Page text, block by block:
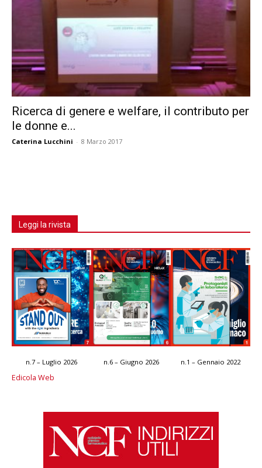
Ricerca di genere e welfare, il contributo per
le donne e...
Caterina Lucchini - 8 Marzo 2017
Leggi la rivista
n.7 – Luglio 2026 n.6 – Giugno 2026 n.1 – Gennaio 2022
Edicola Web